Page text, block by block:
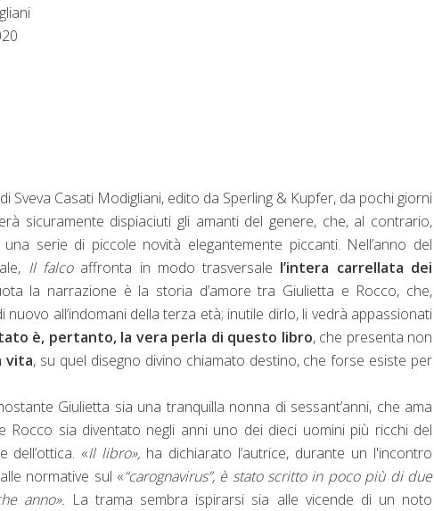
Sveva Casati Modigliani, edito da Sperling & Kupfer, da pochi giorni
sicuramente dispiaciuti gli amanti del genere, che, al contrario,
serie di piccole novità elegantemente piccanti. Nell’anno del
Il falcoaffronta in modo trasversale l’intera carrellata dei
la narrazione è la storia d’amore tra Giulietta e Rocco, che,
all’indomani della terza età; inutile dirlo, li vedrà appassionati
è, pertanto, la vera perla di questo libro, che presenta non
vita, su quel disegno divino chiamato destino, che forse esiste per
Giulietta sia una tranquilla nonna di sessant’anni, che ama
sia diventato negli anni uno dei dieci uomini più ricchi del
«Il libro», ha dichiarato l’autrice, durante un l'incontro
normative sul «“carognavirus”, è stato scritto in poco più di due
anno». La trama sembra ispirarsi sia alle vicende di un noto